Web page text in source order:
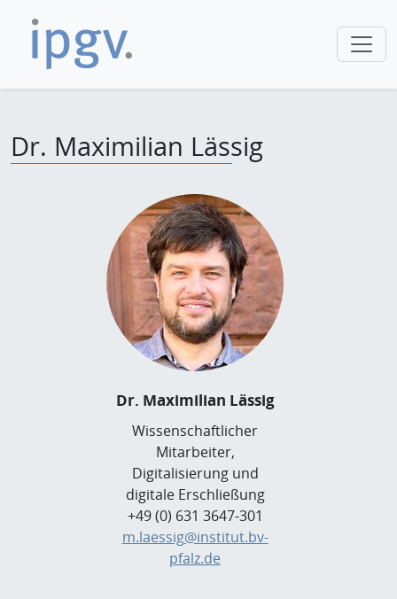
Dr. Maximilian Lässig
Dr. Maximilian Lässig
Wissenschaftlicher
Mitarbeiter,
Digitalisierung und
digitale Erschließung
+49 (0) 631 3647-301
m.laessig@institut.bv-
pfalz.de